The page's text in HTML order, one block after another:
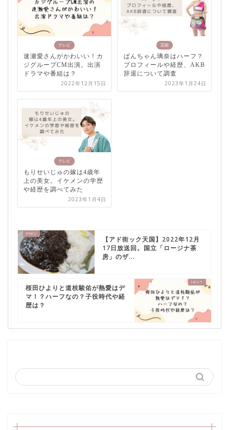
テレビ
速瀬愛さんがかわいい！カ
ジグループCM出演。出演
ドラマや番組は？
2022年12月15日
芸能
ぱんちゃん璃奈はハーフ？
プロフィールや経歴、AKB
辞退について調査
2023年1月24日
テレビ
もりせいじゅの嫁は4歳年
上の美女。イケメンの学歴
や経歴を調べてみた
2023年1月4日
【アド街ック天国】2022年12月
17日放送回。国立「ロージナ茶
房」のザ...
桜田ひよりと道枝駿佑が熱愛はデ
マ！？ハーフなの？子役時代や経
歴は？